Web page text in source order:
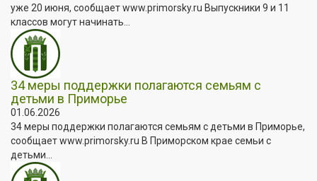
уже 20 июня, сообщает www.primorsky.ru Выпускники 9 и 11
классов могут начинать...
34 меры поддержки полагаются семьям с
детьми в Приморье
01.06.2026
34 меры поддержки полагаются семьям с детьми в Приморье,
сообщает www.primorsky.ru В Приморском крае семьи с
детьми...